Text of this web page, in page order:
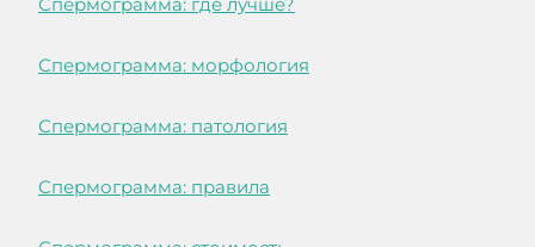
Спермограмма: где лучше?
Спермограмма: морфология
Спермограмма: патология
Спермограмма: правила